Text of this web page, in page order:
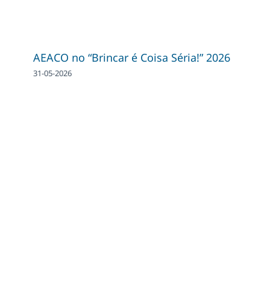
AEACO no “Brincar é Coisa Séria!” 2026
31-05-2026